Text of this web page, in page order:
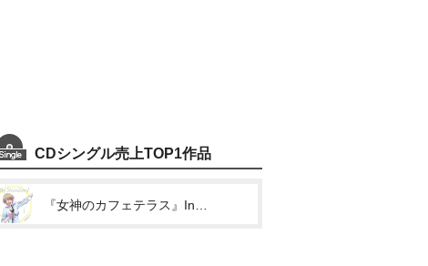
CDシングル売上TOP1作品